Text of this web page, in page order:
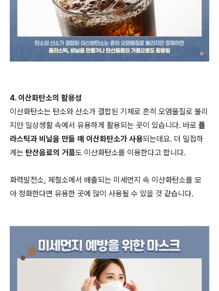
4. 이산화탄소의 활용성
이산화탄소는 탄소와 산소가 결합된 기체로 흔히 오염물질로 불리
지만 일상생활 속에서 유용하게 활용되는 곳이 있습니다. 바로 플
라스틱과 비닐을 만들 때 이산화탄소가 사용되는데요. 더 밀접하
게는 탄산음료의 거품도 이산화탄소를 이용한다고 합니다.
화력발전소, 제철소에서 배출되는 미세먼지 속 이산화탄소를 모
아 정화한다면 유용한 곳에 많이 사용될 수 있을 것 같습니다.